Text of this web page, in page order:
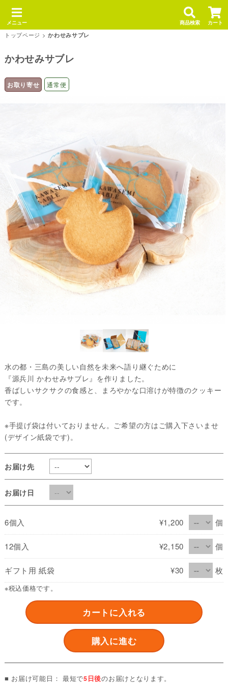
メニュー 商品検索 カート
トップページ >かわせみサブレ
かわせみサブレ
お取り寄せ 通常便
水の都・三島の美しい自然を未来へ語り継ぐために
『源兵川 かわせみサブレ』を作りました。
香ばしいサクサクの食感と、まろやかな口溶けが特徴のクッキー
です。
※手提げ袋は付いておりません。ご希望の方はご購入下さいませ
(デザイン紙袋です)。
お届け先
お届け日
6個入 ¥1,200 個
12個入 ¥2,150 個
ギフト用 紙袋 ¥30 枚
※税込価格です。
カートに入れる
購入に進む
■ お届け可能日： 最短で5日後のお届けとなります。